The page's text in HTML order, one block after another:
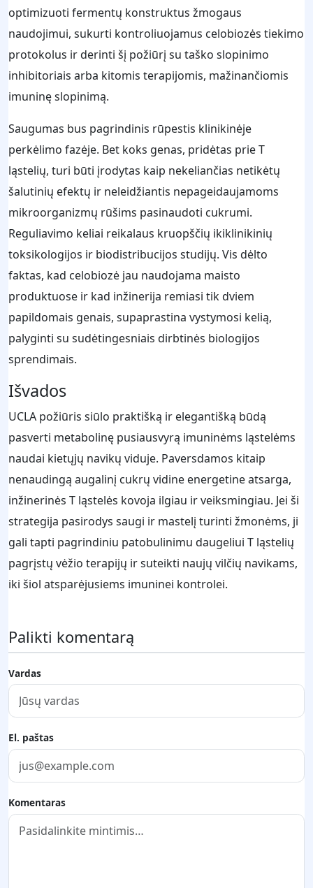
optimizuoti fermentų konstruktus žmogaus
naudojimui, sukurti kontroliuojamus celobiozės tiekimo
protokolus ir derinti šį požiūrį su taško slopinimo
inhibitoriais arba kitomis terapijomis, mažinančiomis
imuninę slopinimą.
Saugumas bus pagrindinis rūpestis klinikinėje
perkėlimo fazėje. Bet koks genas, pridėtas prie T
ląstelių, turi būti įrodytas kaip nekeliančias netikėtų
šalutinių efektų ir neleidžiantis nepageidaujamoms
mikroorganizmų rūšims pasinaudoti cukrumi.
Reguliavimo keliai reikalaus kruopščių ikiklinikinių
toksikologijos ir biodistribucijos studijų. Vis dėlto
faktas, kad celobiozė jau naudojama maisto
produktuose ir kad inžinerija remiasi tik dviem
papildomais genais, supaprastina vystymosi kelią,
palyginti su sudėtingesniais dirbtinės biologijos
sprendimais.
Išvados
UCLA požiūris siūlo praktišką ir elegantišką būdą
pasverti metabolinę pusiausvyrą imuninėms ląstelėms
naudai kietųjų navikų viduje. Paversdamos kitaip
nenaudingą augalinį cukrų vidine energetine atsarga,
inžinerinės T ląstelės kovoja ilgiau ir veiksmingiau. Jei ši
strategija pasirodys saugi ir mastelį turinti žmonėms, ji
gali tapti pagrindiniu patobulinimu daugeliui T ląstelių
pagrįstų vėžio terapijų ir suteikti naujų vilčių navikams,
iki šiol atsparėjusiems imuninei kontrolei.
Palikti komentarą
Vardas
El. paštas
Komentaras